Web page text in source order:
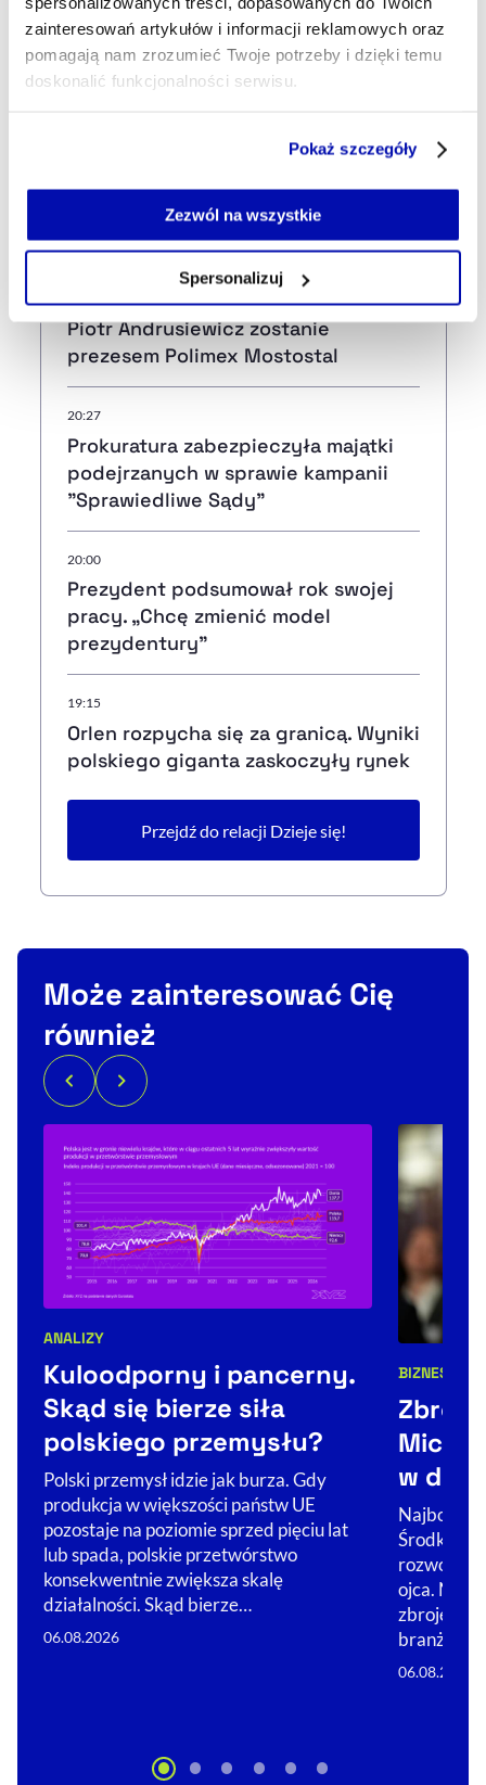
zainteresowań artykułów i informacji reklamowych oraz
pomagają nam zrozumieć Twoje potrzeby i dzięki temu
doskonalić funkcjonalności serwisu.
Jeżeli nie wyrażasz zgody na zapisywanie plików cookie,
możesz łatwo zarządzać swoimi uprawnieniami, np. we
własnej przeglądarce internetowej lub po wybraniu opcji
naszej Polityce Prywatności .
Pokaż szczegóły
Zezwól na wszystkie
Spersonalizuj
Najnowsze
Szpital w Miastku bez umów z NFZ.
Placówce grożą restrukturyzacja,
upadłość lub likwidacja
Piotr Andrusiewicz zostanie
prezesem Polimex Mostostal
20:27
Prokuratura zabezpieczyła majątki
podejrzanych w sprawie kampanii
"Sprawiedliwe Sądy"
20:00
Prezydent podsumował rok swojej
pracy. „Chcę zmienić model
prezydentury"
19:15
Orlen rozpycha się za granicą. Wyniki
polskiego giganta zaskoczyły rynek
Przejdź do relacji Dzieje się!
Może zainteresować Cię
również
ANALIZY
Kuloodporny i pancerny.
Skąd się bierze siła
polskiego przemysłu?
Polski przemysł idzie jak burza. Gdy
produkcja w większości państw UE
pozostaje na poziomie sprzed pięciu lat
lub spada, polskie przetwórstwo
konsekwentnie zwiększa skalę
działalności. Skąd bierze…
06.08.2026
BIZNES
w
Środkowej
rozwojowi
ojca. Nie
branż, w…
06.08.2026